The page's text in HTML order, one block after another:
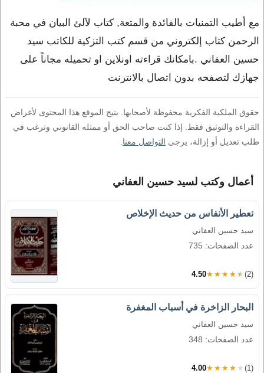
مع أطيب التمنيات بالفائدة والمتعة, كتاب لآلئ البيان في محبة
الرحمن كتاب إلكتروني من قسم كتب التزكية للكاتب سيد
حسين العفاني .بامكانك قراءته اونلاين او تحميله مجاناً على
جهازك لتصفحه بدون اتصال بالانترنت
حقوق الملكية الفكرية محفوظة لأصحابها. يتيح الموقع هذا المحتوى لأغراض
القراءة والتوثيق فقط. إذا كنت صاحب الحق أو ممثله القانوني وترغب في
طلب تعديل أو إزالة، يرجى التواصل معنا
أعمال وكتب لسيد حسين العفاني
تعطير الأنفاس من حديث الإخلاص
سيد حسين العفاني
عدد الصفحات: 735
4.50★★★★★ (2)
البحار الزاخرة في أسباب المغفرة
سيد حسين العفاني
عدد الصفحات: 348
4.00★★★★★ (1)